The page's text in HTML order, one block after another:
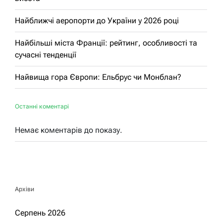
Найближчі аеропорти до України у 2026 році
Найбільші міста Франції: рейтинг, особливості та
сучасні тенденції
Найвища гора Європи: Ельбрус чи Монблан?
Останні коментарі
Немає коментарів до показу.
Архіви
Серпень 2026